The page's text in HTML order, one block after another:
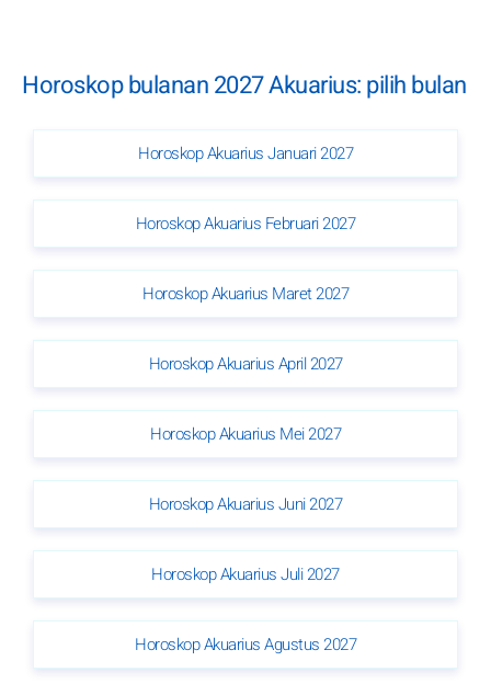
Horoskop bulanan 2027 Akuarius: pilih bulan
Horoskop Akuarius Januari 2027
Horoskop Akuarius Februari 2027
Horoskop Akuarius Maret 2027
Horoskop Akuarius April 2027
Horoskop Akuarius Mei 2027
Horoskop Akuarius Juni 2027
Horoskop Akuarius Juli 2027
Horoskop Akuarius Agustus 2027